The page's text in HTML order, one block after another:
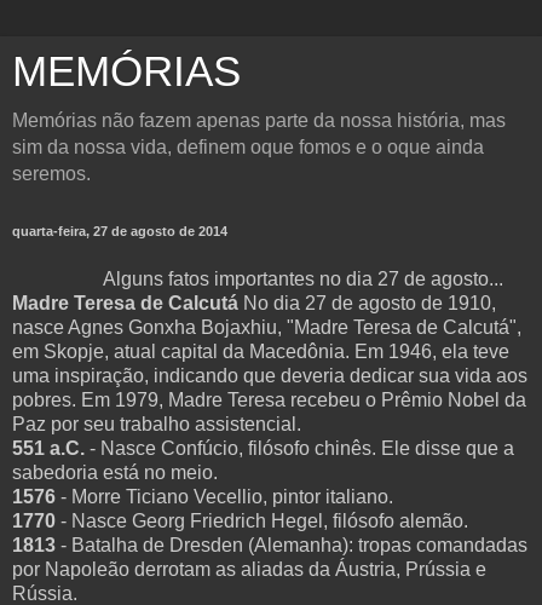
MEMÓRIAS
Memórias não fazem apenas parte da nossa história, mas
sim da nossa vida, definem oque fomos e o oque ainda
seremos.
quarta-feira, 27 de agosto de 2014
Alguns fatos importantes no dia 27 de agosto...
Madre Teresa de Calcutá No dia 27 de agosto de 1910,
nasce Agnes Gonxha Bojaxhiu, "Madre Teresa de Calcutá",
em Skopje, atual capital da Macedônia. Em 1946, ela teve
uma inspiração, indicando que deveria dedicar sua vida aos
pobres. Em 1979, Madre Teresa recebeu o Prêmio Nobel da
Paz por seu trabalho assistencial.
551 a.C. - Nasce Confúcio, filósofo chinês. Ele disse que a
sabedoria está no meio.
1576 - Morre Ticiano Vecellio, pintor italiano.
1770 - Nasce Georg Friedrich Hegel, filósofo alemão.
1813 - Batalha de Dresden (Alemanha): tropas comandadas
por Napoleão derrotam as aliadas da Áustria, Prússia e
Rússia.